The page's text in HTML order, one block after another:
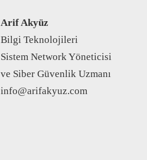
Arif Akyüz
Bilgi Teknolojileri
Sistem Network Yöneticisi
ve Siber Güvenlik Uzmanı
info@arifakyuz.com